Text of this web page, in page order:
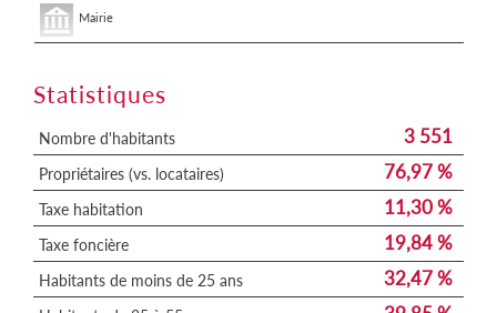
Mairie
Statistiques
Nombre d'habitants 3 551
Propriétaires (vs. locataires) 76,97 %
Taxe habitation 11,30 %
Taxe foncière 19,84 %
Habitants de moins de 25 ans 32,47 %